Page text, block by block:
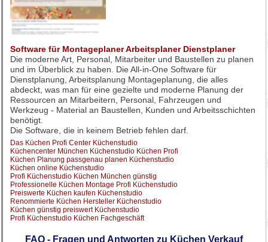
Software für Montageplaner Arbeitsplaner Dienstplaner
Die moderne Art, Personal, Mitarbeiter und Baustellen zu planen
und im Überblick zu haben. Die All-in-One Software für
Dienstplanung, Arbeitsplanung Montageplanung, die alles
abdeckt, was man für eine gezielte und moderne Planung der
Ressourcen an Mitarbeitern, Personal, Fahrzeugen und
Werkzeug - Material an Baustellen, Kunden und Arbeitsschichten
benötigt.
Die Software, die in keinem Betrieb fehlen darf.
Das Küchen Profi Center Küchenstudio
Küchencenter München Küchenstudio Küchen Profi
Küchen Planung passgenau planen Küchenstudio
Küchen online Küchenstudio
Profi Küchenstudio Küchen München günstig
Professionelle Küchen Montage Profi Küchenstudio
Preiswerte Küchen kaufen Küchenstudio
Renommierte Küchen Hersteller Küchenstudio
Küchen günstig preiswert Küchenstudio
Profi Küchenstudio Küchen Fachgeschäft
FAQ - Fragen und Antworten zu Küchen Verkauf